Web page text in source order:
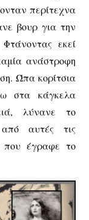
περίτεχνα
βουρ για την
εκεί
ανάστροφη
Ώπα κορίτσια
στα κάγκελα
λύνανε το
αυτές τις
που έγραφε το